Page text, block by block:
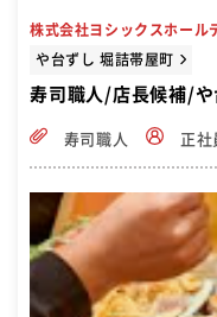
株式会社ヨシックスホール
や台ずし 堀詰帯屋町
寿司職人/店長候補/や
寿司職人 正社